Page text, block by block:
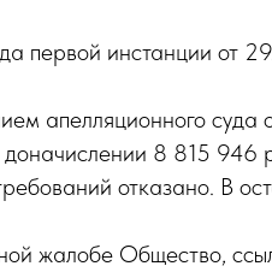
первой инстанции от
апелляционного
8 815 946
отказано. В
жалобе Общество,